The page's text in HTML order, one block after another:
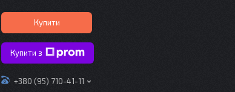
Купити
Купити з
+380 (95) 710-41-11